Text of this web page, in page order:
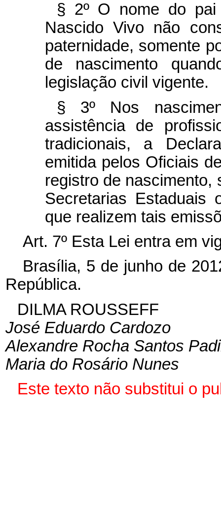
§ 2º O nome do pai
Nascido Vivo não
paternidade, somente
de nascimento
legislação civil vigente.
§ 3º Nos
assistência de
tradicionais, a
emitida pelos Oficiais
registro de nascimento,
Secretarias Estaduais
que realizem tais
Art. 7º Esta Lei entra em
Brasília, 5 de junho de
República.
DILMA ROUSSEFF
José Eduardo Cardozo
Alexandre Rocha Santos
Maria do Rosário Nunes
Este texto não substitui o